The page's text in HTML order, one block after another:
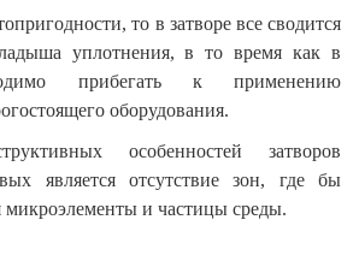
то в затворе все сводится
уплотнения, в то время как в
прибегать к применению
оборудования.
особенностей затворов
является отсутствие зон, где бы
микроэлементы и частицы среды.